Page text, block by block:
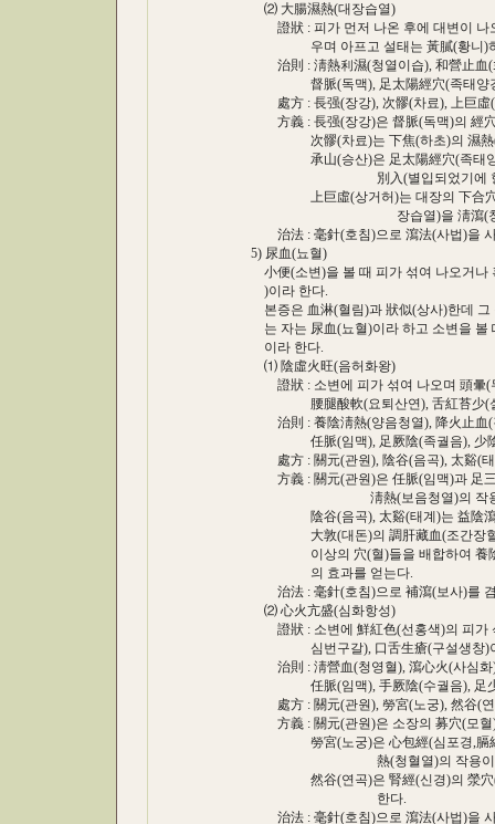
⑵ 大腸濕熱(대장습열)
證狀 : 피가 먼저 나온 후에 대변이 나오
우며 아프고 설태는 黃膩(황니)하고
治則 : 淸熱利濕(청열이습), 和營止血(
督脈(독맥), 足太陽經穴(족태양경혈
處方 : 長强(장강), 次髎(차료), 上巨虛(
方義 : 長强(장강)은 督脈(독맥)의 經穴(
次髎(차료)는 下焦(하초)의 濕熱(습
承山(승산)은 足太陽經穴(족태양경혈
別入(별입되었기에 항문질병
上巨虛(상거허)는 대장의 下合穴(하
장습열)을 淸瀉(청사)
治法 : 毫針(호침)으로 瀉法(사법)을 사
5) 尿血(뇨혈)
小便(소변)을 볼 때 피가 섞여 나오거나
)이라 한다.
본증은 血淋(혈림)과 狀似(상사)한데 그
는 자는 尿血(뇨혈)이라 하고 소변을 볼
이라 한다.
⑴ 陰虛火旺(음허화왕)
證狀 : 소변에 피가 섞여 나오며 頭暈(두
腰腿酸軟(요퇴산연), 舌紅苔少(설홍
治則 : 養陰淸熱(양음청열), 降火止血(
任脈(임맥), 足厥陰(족궐음), 少陰經
處方 : 關元(관원), 陰谷(음곡), 太谿(태
方義 : 關元(관원)은 任脈(임맥)과 足三
淸熱(보음청열)의 작용이
陰谷(음곡), 太谿(태계)는 益陰瀉火
大敦(대돈)의 調肝藏血(조간장혈)
이상의 穴(혈)들을 배합하여 養陰淸
의 효과를 얻는다.
治法 : 毫針(호침)으로 補瀉(보사)를 겸
⑵ 心火亢盛(심화항성)
證狀 : 소변에 鮮紅色(선홍색)의 피가 섞
심번구갈), 口舌生瘡(구설생창)이 나
治則 : 淸營血(청영혈), 瀉心火(사심화
任脈(임맥), 手厥陰(수궐음), 足少陰
處方 : 關元(관원), 勞宮(노궁), 然谷(연
方義 : 關元(관원)은 소장의 募穴(모혈)
勞宮(노궁)은 心包經(심포경,膈經)의
熱(청혈열)의 작용이 있
然谷(연곡)은 腎經(신경)의 滎穴(형혈
한다.
治法 : 毫針(호침)으로 瀉法(사법)을 사